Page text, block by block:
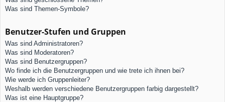
Was sind Themen-Symbole?
Benutzer-Stufen und Gruppen
Was sind Administratoren?
Was sind Moderatoren?
Was sind Benutzergruppen?
Wo finde ich die Benutzergruppen und wie trete ich ihnen bei?
Wie werde ich Gruppenleiter?
Weshalb werden verschiedene Benutzergruppen farbig dargestellt?
Was ist eine Hauptgruppe?